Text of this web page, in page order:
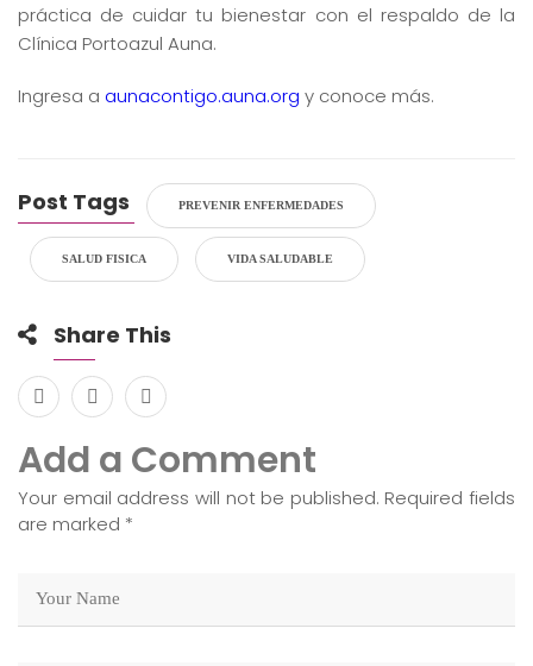
práctica de cuidar tu bienestar con el respaldo de la
Clínica Portoazul Auna.
Ingresa a aunacontigo.auna.org y conoce más.
Post Tags PREVENIR ENFERMEDADES
SALUD FISICA VIDA SALUDABLE
Share This
Add a Comment
Your email address will not be published. Required fields
are marked *